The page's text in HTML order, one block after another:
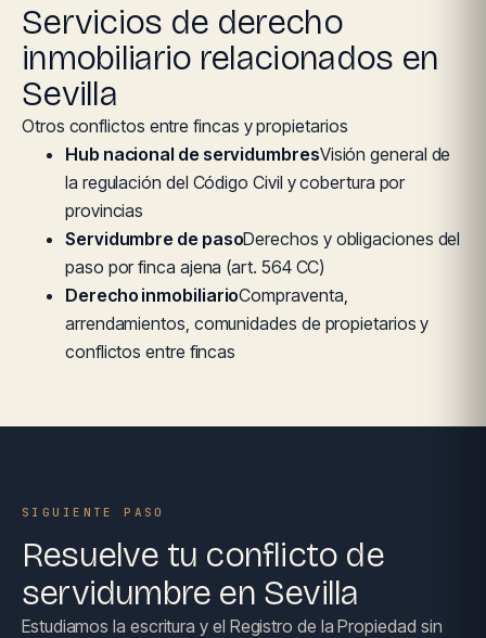
Servicios de derecho
inmobiliario relacionados en
Sevilla
Otros conflictos entre fincas y propietarios
Hub nacional de servidumbresVisión general de
la regulación del Código Civil y cobertura por
provincias
Servidumbre de pasoDerechos y obligaciones del
paso por finca ajena (art. 564 CC)
Derecho inmobiliarioCompraventa,
arrendamientos, comunidades de propietarios y
conflictos entre fincas
SIGUIENTE PASO
Resuelve tu conflicto de
servidumbre en Sevilla
Estudiamos la escritura y el Registro de la Propiedad sin